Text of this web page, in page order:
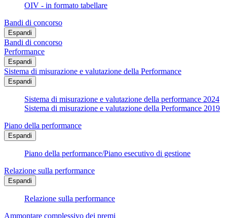
OIV - in formato tabellare
Bandi di concorso
Espandi
Bandi di concorso
Performance
Espandi
Sistema di misurazione e valutazione della Performance
Espandi
Sistema di misurazione e valutazione della performance 2024
Sistema di misurazione e valutazione della Performance 2019
Piano della performance
Espandi
Piano della performance/Piano esecutivo di gestione
Relazione sulla performance
Espandi
Relazione sulla performance
Ammontare complessivo dei premi